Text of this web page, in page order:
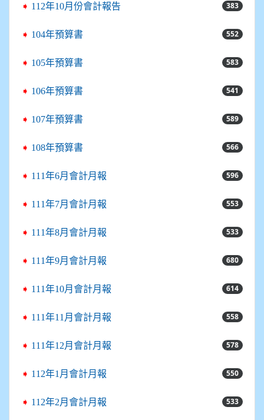
➧ 112年10月份會計報告 383
➧ 104年預算書 552
➧ 105年預算書 583
➧ 106年預算書 541
➧ 107年預算書 589
➧ 108年預算書 566
➧ 111年6月會計月報 596
➧ 111年7月會計月報 553
➧ 111年8月會計月報 533
➧ 111年9月會計月報 680
➧ 111年10月會計月報 614
➧ 111年11月會計月報 558
➧ 111年12月會計月報 578
➧ 112年1月會計月報 550
➧ 112年2月會計月報 533